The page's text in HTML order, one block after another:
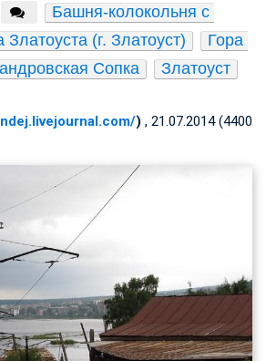
Башня-колокольня с
(г. Златоуст)
Гора
Сопка
Златоуст
) , 21.07.2014 (4400